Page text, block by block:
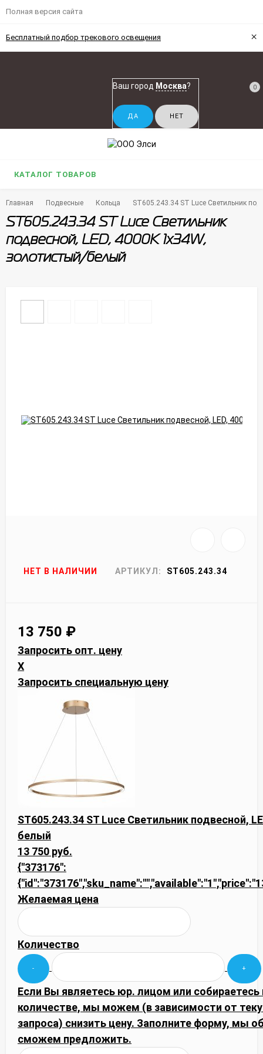
Полная версия сайта
Бесплатный подбор трекового освещения ×
Ваш город Москва? 0
КАТАЛОГ ТОВАРОВ
Главная Подвесные Кольца ST605.243.34 ST Luce Светильник
ST605.243.34 ST Luce Светильник
подвесной, LED, 4000K 1х34W,
золотистый/белый
НЕТ В НАЛИЧИИ АРТИКУЛ: ST605.243.34
13 750 ₽
Запросить опт. цену
X
Запросить специальную цену
ST605.243.34 ST Luce Светильник подвесной,
белый
13 750 руб.
{"373176":
Желаемая цена
Количество
Если Вы являетесь юр. лицом или
количестве, мы можем (в зависимости от
запроса) снизить цену. Заполните форму, мы
сможем предложить.